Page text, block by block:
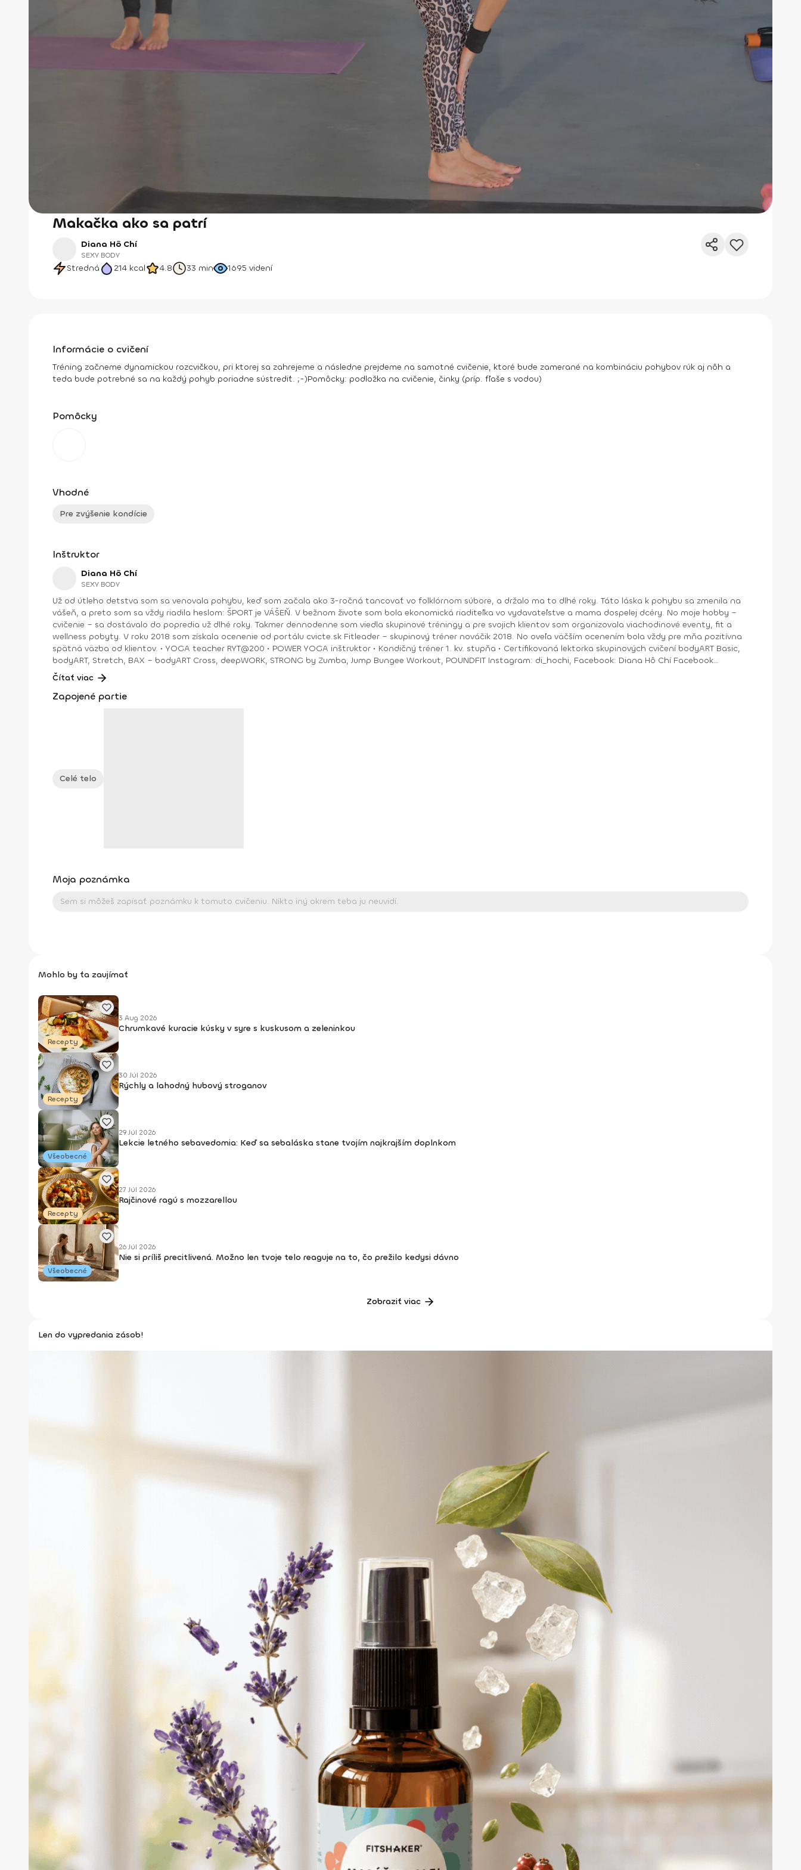
Makačka ako sa patrí
Diana Hô Chí
SEXY BODY
Stredná 214 kcal 4.8 33 min 1695 videní
Informácie o cvičení
Tréning začneme dynamickou rozcvičkou, pri ktorej sa zahrejeme a následne prejdeme na samotné cvičenie, ktoré bude zamerané na kombináciu pohybov rúk aj nôh a
teda bude potrebné sa na každý pohyb poriadne sústrediť. ;-)Pomôcky: podložka na cvičenie, činky (príp. fľaše s vodou)
Pomôcky
Vhodné
Pre zvýšenie kondície
Inštruktor
Diana Hô Chí
SEXY BODY
Už od útleho detstva som sa venovala pohybu, keď som začala ako 3-ročná tancovať vo folklórnom súbore, a držalo ma to dlhé roky. Táto láska k pohybu sa zmenila na
vášeň, a preto som sa vždy riadila heslom: ŠPORT je VÁŠEŇ. V bežnom živote som bola ekonomická riaditeľka vo vydavateľstve a mama dospelej dcéry. No moje hobby –
cvičenie – sa dostávalo do popredia už dlhé roky. Takmer dennodenne som viedla skupinové tréningy a pre svojich klientov som organizovala viachodinové eventy, fit a
wellness pobyty. V roku 2018 som získala ocenenie od portálu cvicte.sk Fitleader – skupinový tréner nováčik 2018. No oveľa väčším ocenením bola vždy pre mňa pozitívna
spätná väzba od klientov. • YOGA teacher RYT@200 • POWER YOGA inštruktor • Kondičný tréner 1. kv. stupňa • Certifikovaná lektorka skupinových cvičení bodyART Basic,
bodyART, Stretch, BAX – bodyART Cross, deepWORK, STRONG by Zumba, Jump Bungee Workout, POUNDFIT Instagram: di_hochi, Facebook: Diana Hô Chí Facebook
skupina: ŠPORT je VÁŠEŇ
Čítať viac
Zapojené partie
Celé telo
Moja poznámka
Mohlo by ťa zaujímať
Recepty
3 Aug 2026
Chrumkavé kuracie kúsky v syre s kuskusom a zeleninkou
Recepty
30 Júl 2026
Rýchly a lahodný hubový stroganov
Všeobecné
29 Júl 2026
Lekcie letného sebavedomia: Keď sa sebaláska stane tvojím najkrajším doplnkom
Recepty
27 Júl 2026
Rajčinové ragú s mozzarellou
Všeobecné
26 Júl 2026
Nie si príliš precitlivená. Možno len tvoje telo reaguje na to, čo prežilo kedysi dávno
Zobraziť viac
Len do vypredania zásob!